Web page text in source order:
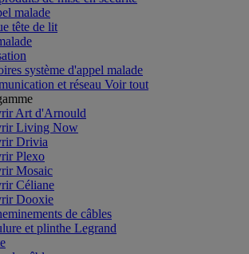
malade
tête de lit
système d'appel malade
et réseau Voir tout
Art d'Arnould
Living Now
Drivia
Plexo
Mosaic
Céliane
Dooxie
de câbles
et plinthe Legrand